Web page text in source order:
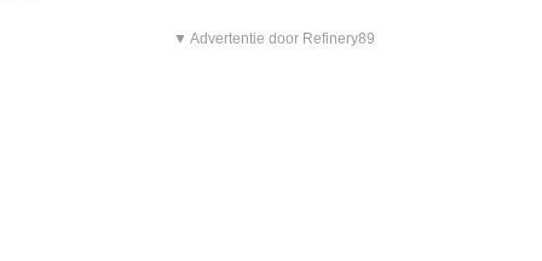
▼ Advertentie door Refinery89